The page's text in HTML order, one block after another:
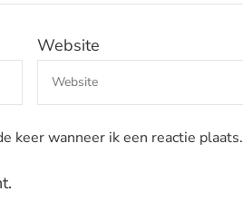
Website
keer wanneer ik een reactie plaats.